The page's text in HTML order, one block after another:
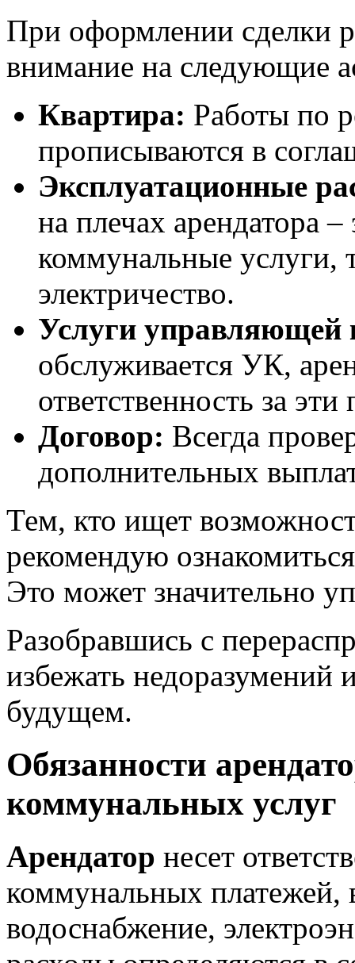
При оформлении сделки
внимание на следующие
Квартира: Работы по
прописываются в
Эксплуатационные
на плечах арендатора
коммунальные услуги,
электричество.
Услуги управляющей
обслуживается УК,
ответственность за
Договор: Всегда
дополнительных
Тем, кто ищет
рекомендую
Это может значительно
Разобравшись с
избежать недоразумений
будущем.
Обязанности
коммунальных услуг
Арендатор несет
коммунальных платежей,
водоснабжение,